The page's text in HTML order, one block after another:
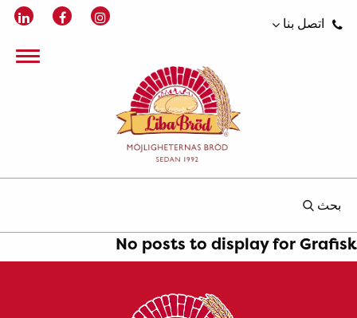
اتصل بنا
بحث
No posts to display for Grafisk